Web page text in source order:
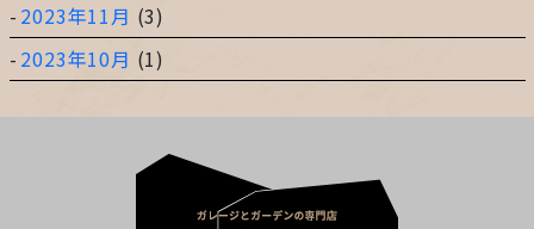
2023年11月 (3)
2023年10月 (1)